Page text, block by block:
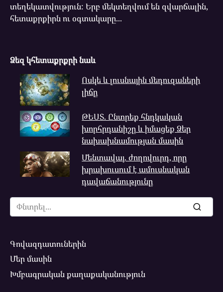
տեղեկատվություն: Երբ մեկտեղվում են զվարճալին,
հետաքրքիրն ու օգտակարը...
Ձեզ կհետաքրքրի նաև
Ոսկե և լուսնային մեդուզաների
լիճը
ԹԵՍՏ. Ընտրեք հնդկական
խորհրդանիշը և իմացեք Ձեր
նախախնամության մասին
Մենտավայ. ժողովուրդ, որը
խրախուսում է ամուսնական
դավաճանությունը
Search
for:
Գովազդատուներին
Մեր մասին
Խմբագրական քաղաքականություն